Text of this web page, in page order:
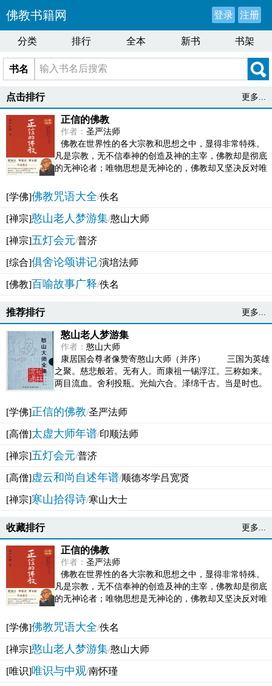
佛教书籍网 登录 注册
分类 排行 全本 新书 书架
书名
点击排行 更多...
正信的佛教
作者： 圣严法师
佛教在世界性的各大宗教和思想之中，显得非常特殊。
凡是宗教，无不信奉神的创造及神的主宰，佛教却是彻底
的无神论者；唯物思想是无神论的，佛教却又坚决反对唯
[学佛]佛教咒语大全/佚名
[禅宗]憨山老人梦游集/憨山大师
[禅宗]五灯会元/普济
[综合]俱舍论颂讲记/演培法师
[佛教]百喻故事广释/佚名
推荐排行 更多...
憨山老人梦游集
作者： 憨山大师
康居国会尊者像赞寄憨山大师（并序） 三国为英雄
之聚。慈悲般若。无有人。而康祖一锡浮江。三称如来。
两目流血。舍利投瓶。光灿六合。泽绵千古。当是时也。
[学佛]正信的佛教/圣严法师
[高僧]太虚大师年谱/印顺法师
[禅宗]五灯会元/普济
[高僧]虚云和尚自述年谱/顺德岑学吕宽贤
[禅宗]寒山拾得诗/寒山大士
收藏排行 更多...
正信的佛教
作者： 圣严法师
佛教在世界性的各大宗教和思想之中，显得非常特殊。
凡是宗教，无不信奉神的创造及神的主宰，佛教却是彻底
的无神论者；唯物思想是无神论的，佛教却又坚决反对唯
[学佛]佛教咒语大全/佚名
[禅宗]憨山老人梦游集/憨山大师
[唯识]唯识与中观/南怀瑾